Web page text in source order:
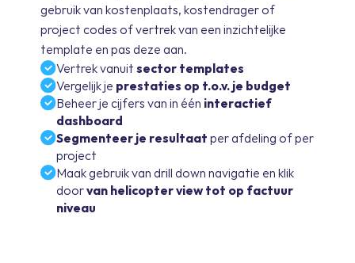
gebruik van kostenplaats, kostendrager of
project codes of vertrek van een inzichtelijke
template en pas deze aan.
Vertrek vanuit sector templates
Vergelijk je prestaties op t.o.v. je budget
Beheer je cijfers van in één interactief
dashboard
Segmenteer je resultaat per afdeling of per
project
Maak gebruik van drill down navigatie en klik
doorvan helicopter view tot op factuur
niveau